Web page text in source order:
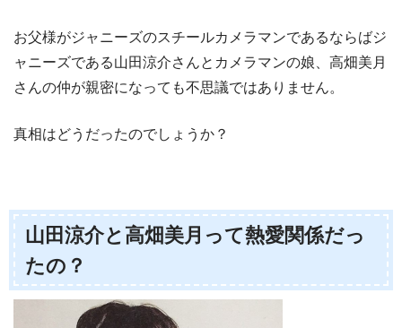
お父様がジャニーズのスチールカメラマンであるならばジ
ャニーズである山田涼介さんとカメラマンの娘、高畑美月
さんの仲が親密になっても不思議ではありません。
真相はどうだったのでしょうか？
山田涼介と高畑美月って熱愛関係だっ
たの？